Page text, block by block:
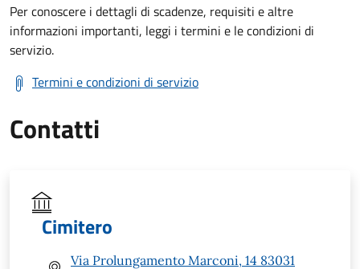
Per conoscere i dettagli di scadenze, requisiti e altre
informazioni importanti, leggi i termini e le condizioni di
servizio.
Termini e condizioni di servizio
Contatti
Cimitero
Via Prolungamento Marconi, 14 83031